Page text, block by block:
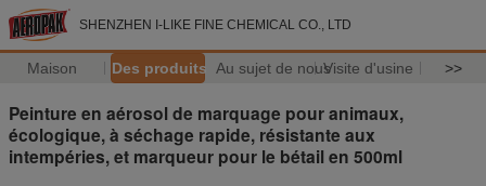
SHENZHEN I-LIKE FINE CHEMICAL CO., LTD
Maison Des produits Au sujet de nousVisite d'usine >>
Peinture en aérosol de marquage pour animaux,
écologique, à séchage rapide, résistante aux
intempéries, et marqueur pour le bétail en 500ml